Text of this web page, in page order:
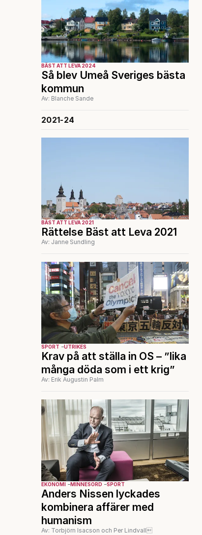
BÄST ATT LEVA 2024
Så blev Umeå Sveriges bästa
kommun
Av: Blanche Sande
2021-24
BÄST ATT LEVA 2021
Rättelse Bäst att Leva 2021
Av: Janne Sundling
SPORT UTRIKES
Krav på att ställa in OS – ”lika
många döda som i ett krig”
Av: Erik Augustin Palm
EKONOMI MINNESORD SPORT
Anders Nissen lyckades
kombinera affärer med
humanism
Av: Torbjörn Isacson och Per Lindvall